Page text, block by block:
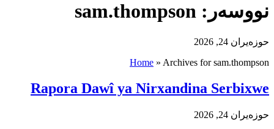
Rapora Dawî